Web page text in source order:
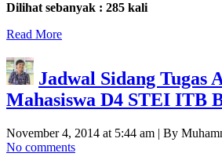
Dilihat sebanyak : 285 kali
Read More
Jadwal Sidang Tugas
Mahasiswa D4 STEI ITB
November 4, 2014 at 5:44 am | By
No comments